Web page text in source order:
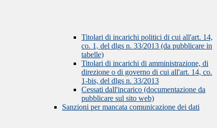
Titolari di incarichi politici di cui all'art. 14,
co. 1, del dlgs n. 33/2013 (da pubblicare in
tabelle)
Titolari di incarichi di amministrazione, di
direzione o di governo di cui all'art. 14, co.
1-bis, del dlgs n. 33/2013
Cessati dall'incarico (documentazione da
pubblicare sul sito web)
Sanzioni per mancata comunicazione dei dati